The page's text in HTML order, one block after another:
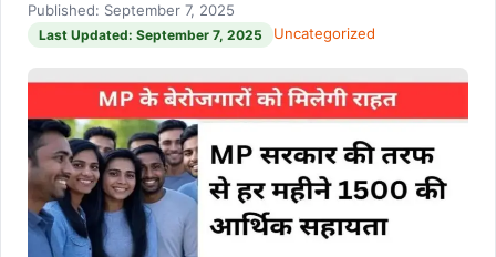
Published: September 7, 2025
Last Updated: September 7, 2025 Uncategorized